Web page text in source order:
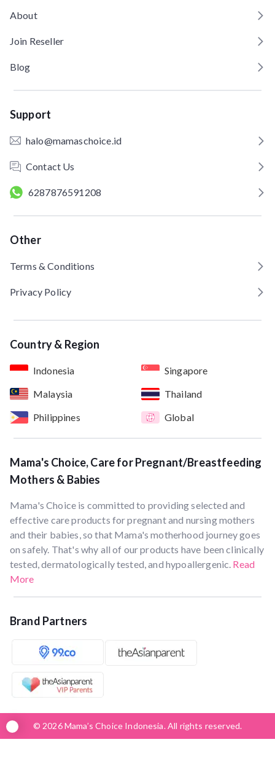
About
Join Reseller
Blog
Support
halo@mamaschoice.id
Contact Us
6287876591208
Other
Terms & Conditions
Privacy Policy
Country & Region
Indonesia
Singapore
Malaysia
Thailand
Philippines
Global
Mama's Choice, Care for Pregnant/Breastfeeding
Mothers & Babies
Mama's Choice is committed to providing selected and
effective care products for pregnant and nursing mothers
and their babies, so that Mama's motherhood journey goes
on safely. That's why all of our products have been clinically
tested, dermatologically tested, and hypoallergenic. Read
More
Brand Partners
© 2026 Mama’s Choice Indonesia. All rights reserved.